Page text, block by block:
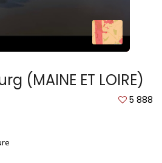
(MAINE ET LOIRE)
5 888